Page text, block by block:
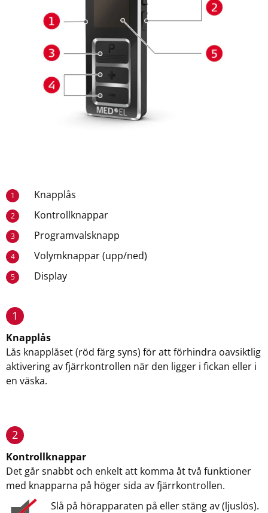
1 Knapplås
2 Kontrollknappar
3 Programvalsknapp
4 Volymknappar (upp/ned)
5 Display
1
Knapplås
Lås knapplåset (röd färg syns) för att förhindra oavsiktlig
aktivering av fjärrkontrollen när den ligger i fickan eller i
en väska.
2
Kontrollknappar
Det går snabbt och enkelt att komma åt två funktioner
med knapparna på höger sida av fjärrkontrollen.
Slå på hörapparaten på eller stäng av (ljuslös).